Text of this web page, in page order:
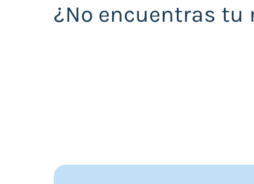
¿No encuentras tu